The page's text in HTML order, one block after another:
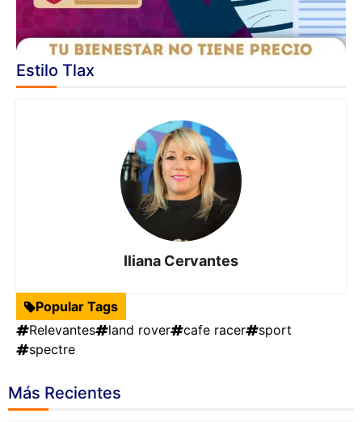
Estilo Tlax
Iliana Cervantes
Popular Tags
Relevantes
land rover cafe racer
sport
spectre
Más Recientes